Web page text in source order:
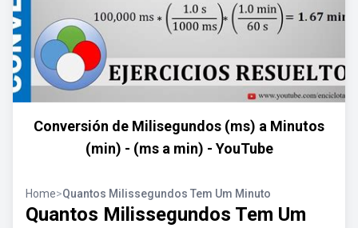
Conversión de Milisegundos (ms) a Minutos
(min) - (ms a min) - YouTube
Home>Quantos Milissegundos Tem Um Minuto
Quantos Milissegundos Tem Um